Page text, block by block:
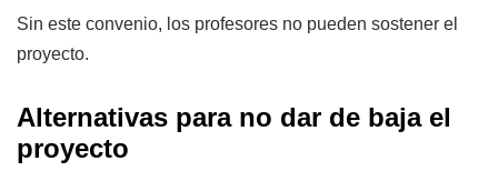
Sin este convenio, los profesores no pueden sostener el
proyecto.
Alternativas para no dar de baja el
proyecto